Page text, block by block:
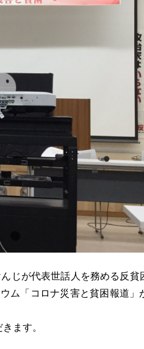
じが代表世話人を務める反貧
ム「コロナ災害と貧困報道」
ます。